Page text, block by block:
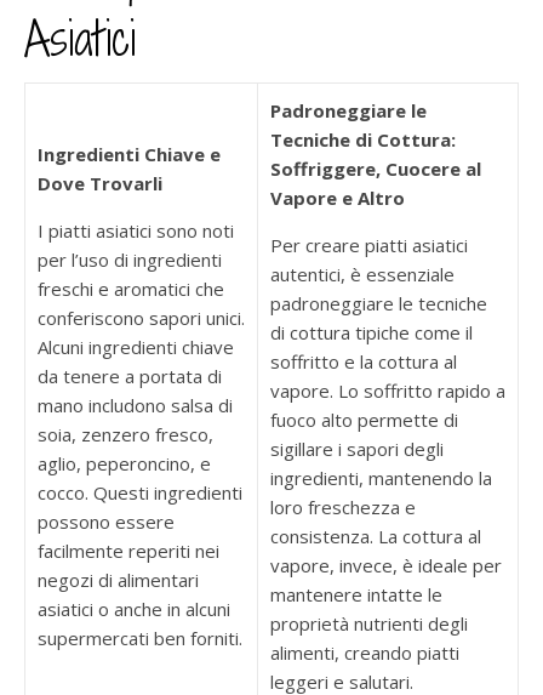
Asiatici
Ingredienti Chiave e
Dove Trovarli
I piatti asiatici sono noti
per l’uso di ingredienti
freschi e aromatici che
conferiscono sapori unici.
Alcuni ingredienti chiave
da tenere a portata di
mano includono salsa di
soia, zenzero fresco,
aglio, peperoncino, e
cocco. Questi ingredienti
possono essere
facilmente reperiti nei
negozi di alimentari
asiatici o anche in alcuni
supermercati ben forniti.
Padroneggiare le
Tecniche di Cottura:
Soffriggere, Cuocere al
Vapore e Altro
Per creare piatti asiatici
autentici, è essenziale
padroneggiare le tecniche
di cottura tipiche come il
soffritto e la cottura al
vapore. Lo soffritto rapido a
fuoco alto permette di
sigillare i sapori degli
ingredienti, mantenendo la
loro freschezza e
consistenza. La cottura al
vapore, invece, è ideale per
mantenere intatte le
proprietà nutrienti degli
alimenti, creando piatti
leggeri e salutari.